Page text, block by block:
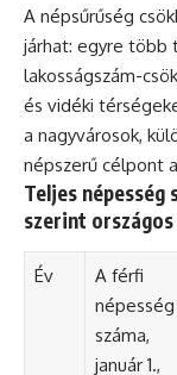
A népsűrűség
járhat: egyre több
lakosságszám-
és vidéki
a nagyvárosok,
népszerű célpont
Teljes népesség
szerint
Év
A férfi
népesség
száma,
január 1.,